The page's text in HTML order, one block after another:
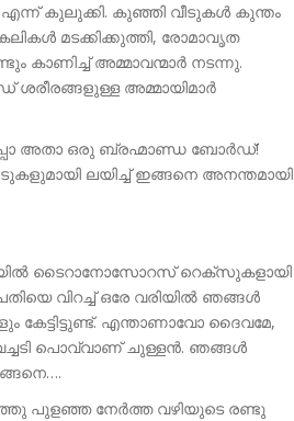
കുലുക്കി. കുഞ്ഞി വീടുകൾ കുന്തം
മടക്കിക്കുത്തി, രോമാവൃത
അമ്മാവന്മാർ നടന്നു.
ശരീരങ്ങളുള്ള അമ്മായിമാർ
അതാ ഒരു ബ്രഹ്മാണ്ഡ ബോർഡ്!
ലയിച്ച് ഇങ്ങനെ അനന്തമായി
ടൈറാനോസോറസ് റെക്‌സുകളായി
വിറച്ച് ഒരേ വരിയിൽ ഞങ്ങൾ
കേട്ടിട്ടുണ്ട്. എന്താണാവോ ദൈവമേ,
പൊവ്വാണ് ചുള്ളൻ. ഞങ്ങൾ
പുളഞ്ഞ നേർത്ത വഴിയുടെ രണ്ടു